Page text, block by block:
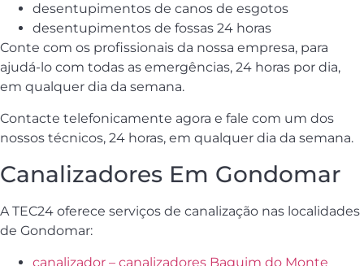
desentupimentos de canos de esgotos
desentupimentos de fossas 24 horas
Conte com os profissionais da nossa empresa, para
ajudá-lo com todas as emergências, 24 horas por dia,
em qualquer dia da semana.
Contacte telefonicamente agora e fale com um dos
nossos técnicos, 24 horas, em qualquer dia da semana.
Canalizadores Em Gondomar
A TEC24 oferece serviços de canalização nas localidades
de Gondomar:
canalizador – canalizadores Baguim do Monte